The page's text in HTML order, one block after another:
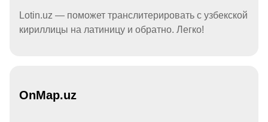
Lotin.uz — поможет транслитерировать с узбекской
кириллицы на латиницу и обратно. Легко!
OnMap.uz